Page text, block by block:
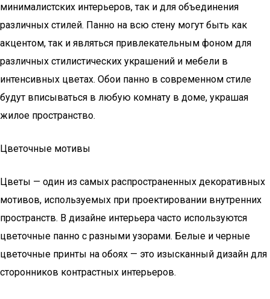
минималистских интерьеров, так и для объединения
различных стилей. Панно на всю стену могут быть как
акцентом, так и являться привлекательным фоном для
различных стилистических украшений и мебели в
интенсивных цветах. Обои панно в современном стиле
будут вписываться в любую комнату в доме, украшая
жилое пространство.
Цветочные мотивы
Цветы — один из самых распространенных декоративных
мотивов, используемых при проектировании внутренних
пространств. В дизайне интерьера часто используются
цветочные панно с разными узорами. Белые и черные
цветочные принты на обоях — это изысканный дизайн для
сторонников контрастных интерьеров.